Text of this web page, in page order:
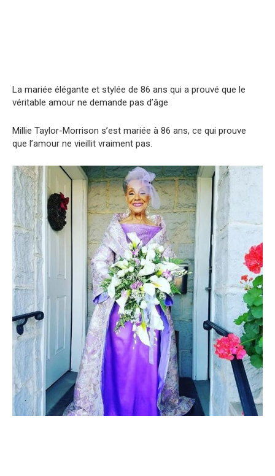
La mariée élégante et stylée de 86 ans qui a prouvé que le
véritable amour ne demande pas d’âge
Millie Taylor-Morrison s’est mariée à 86 ans, ce qui prouve
que l’amour ne vieillit vraiment pas.